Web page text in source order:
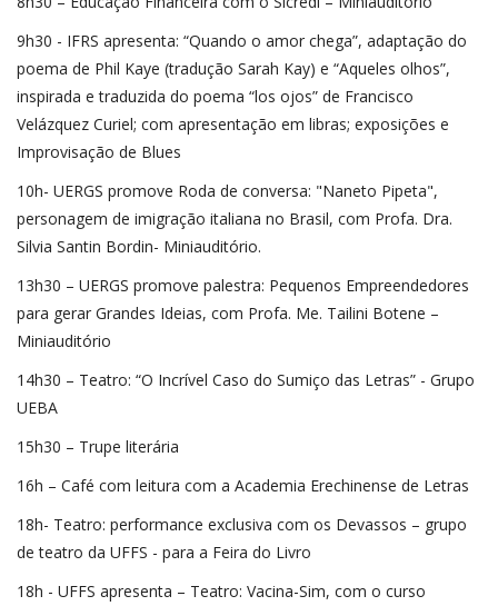
9h30 - IFRS apresenta: “Quando o amor chega”, adaptação do
poema de Phil Kaye (tradução Sarah Kay) e “Aqueles olhos”,
inspirada e traduzida do poema “los ojos” de Francisco
Velázquez Curiel; com apresentação em libras; exposições e
Improvisação de Blues
10h- UERGS promove Roda de conversa: "Naneto Pipeta",
personagem de imigração italiana no Brasil, com Profa. Dra.
Silvia Santin Bordin- Miniauditório.
13h30 – UERGS promove palestra: Pequenos Empreendedores
para gerar Grandes Ideias, com Profa. Me. Tailini Botene –
Miniauditório
14h30 – Teatro: “O Incrível Caso do Sumiço das Letras” - Grupo
UEBA
15h30 – Trupe literária
16h – Café com leitura com a Academia Erechinense de Letras
18h- Teatro: performance exclusiva com os Devassos – grupo
de teatro da UFFS - para a Feira do Livro
18h - UFFS apresenta – Teatro: Vacina-Sim, com o curso